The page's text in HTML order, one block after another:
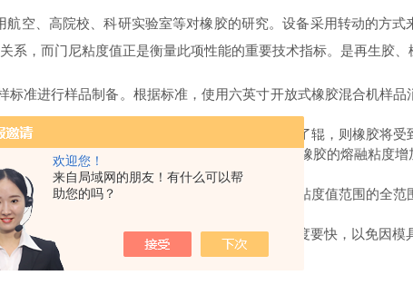
欢迎您！
来自局域网的朋友！有什么可以帮
助您的吗？
、高院校、科研实验室等对橡胶的研究。设备采用转动的方式
，而门尼粘度值正是衡量此项性能的重要技术指标。是再生胶、
进行样品制备。根据标准，使用六英寸开放式橡胶混合机样品
度的效果不明显。如果辊间距太小并且缠绕了辊，则橡胶将受
降低，其结果类似于打开辊距。当温度低时，橡胶的熔融粘度增
门尼粘度值不同的原因有：零点漂移和门尼粘度值范围的全范
少量残留胶水；操作要熟练，模具的开合速度要快，以免因模